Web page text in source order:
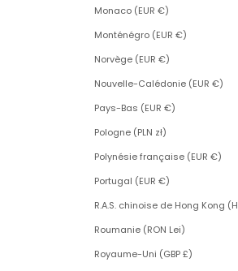
Monaco (EUR €)
Monténégro (EUR €)
Norvège (EUR €)
Nouvelle-Calédonie (EUR €)
Pays-Bas (EUR €)
Pologne (PLN zł)
Polynésie française (EUR €)
Portugal (EUR €)
R.A.S. chinoise de Hong Kong
Roumanie (RON Lei)
Royaume-Uni (GBP £)